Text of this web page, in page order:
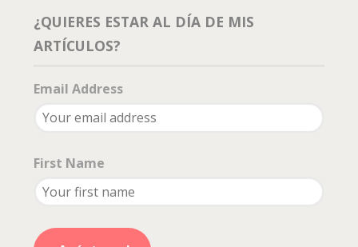
¿QUIERES ESTAR AL DÍA DE MIS
ARTÍCULOS?
Email Address
First Name